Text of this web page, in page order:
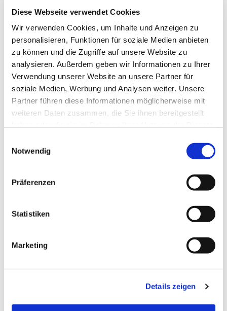
Diese Webseite verwendet Cookies
Wir verwenden Cookies, um Inhalte und Anzeigen zu
personalisieren, Funktionen für soziale Medien anbieten
zu können und die Zugriffe auf unsere Website zu
analysieren. Außerdem geben wir Informationen zu Ihrer
Verwendung unserer Website an unsere Partner für
soziale Medien, Werbung und Analysen weiter. Unsere
Partner führen diese Informationen möglicherweise mit
weiteren Daten zusammen, die Sie ihnen bereitgestellt
Notwendig
Präferenzen
Statistiken
Marketing
Details zeigen